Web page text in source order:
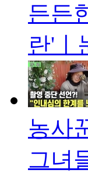
든든
란'ㅣ
농사
그녀